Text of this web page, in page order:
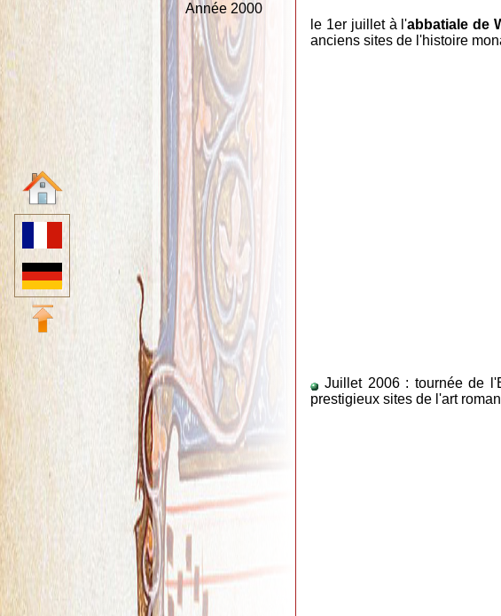
Année 2000
le 1er juillet à l'abbatiale de
anciens sites de l'histoire
Juillet 2006 : tournée de
prestigieux sites de l'art